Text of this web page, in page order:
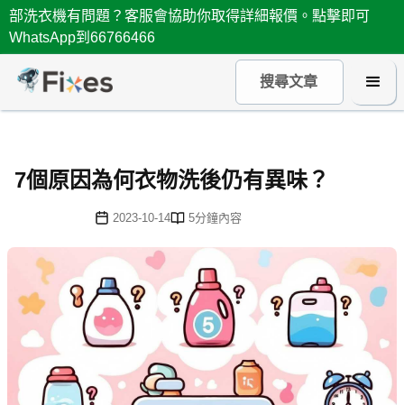
部洗衣機有問題？客服會協助你取得詳細報價。點擊即可
WhatsApp到66766466
7個原因為何衣物洗後仍有異味？
2023-10-14 5分鐘內容